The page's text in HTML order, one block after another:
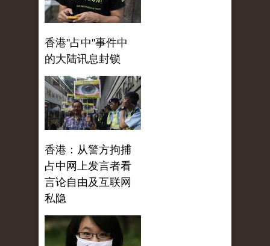
香港"占中"事件中
的大陆讯息封锁
香港：从警方拘捕
占中网上发言者看
言论自由及互联网
私隐